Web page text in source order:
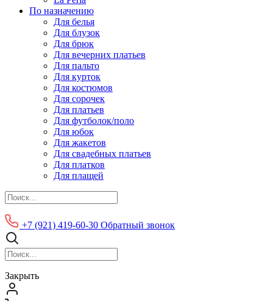
По назначению
Для белья
Для блузок
Для брюк
Для вечерних платьев
Для пальто
Для курток
Для костюмов
Для сорочек
Для платьев
Для футболок/поло
Для юбок
Для жакетов
Для свадебных платьев
Для платков
Для плащей
+7 (921) 419-60-30 Обратный звонок
Закрыть